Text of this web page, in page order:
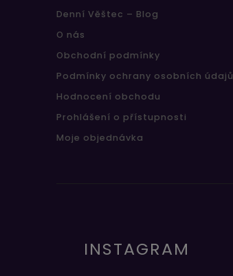
Denní Věštec – Blog
O nás
Obchodní podmínky
Podmínky ochrany osobních údajů
Hodnocení obchodu
Prohlášení o přístupnosti
Moje objednávka
INSTAGRAM